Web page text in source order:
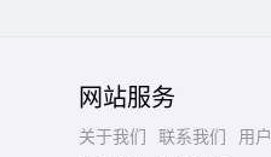
网站服务
关于我们 联系我们
用